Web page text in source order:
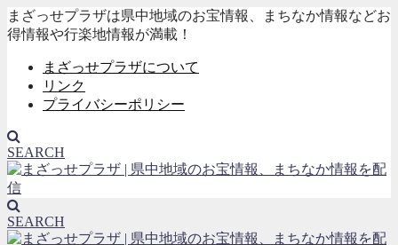
まざっせプラザは県中地域のお宝情報、まちなか情報などお
得情報や行楽地情報が満載！
まざっせプラザについて
リンク
プライバシーポリシー
SEARCH
SEARCH